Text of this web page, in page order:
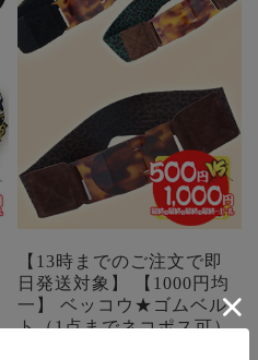
【13時までのご注文で即
日発送対象】 【1000円均
一】 ベッコウ★ゴムベル
ト（1点までネコポス可）